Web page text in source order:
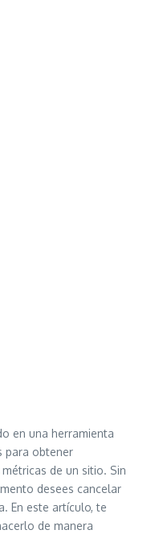
en una herramienta
para obtener
de un sitio. Sin
desees cancelar
En este artículo, te
de manera